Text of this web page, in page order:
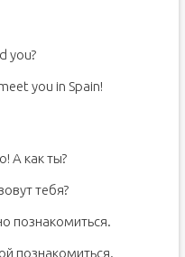
you?
you in Spain!
А как ты?
тебя?
познакомиться.
познакомиться.